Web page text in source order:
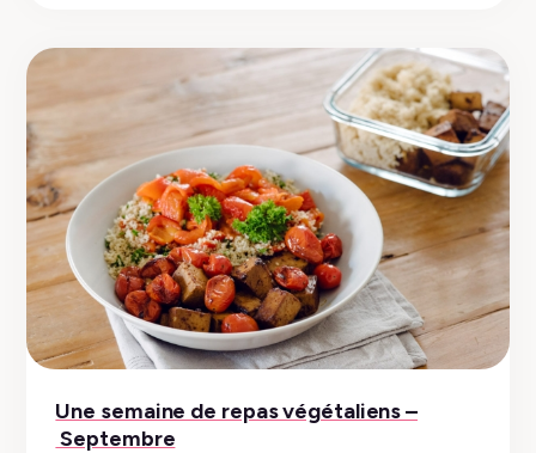
Une semaine de repas végétaliens –
Septembre